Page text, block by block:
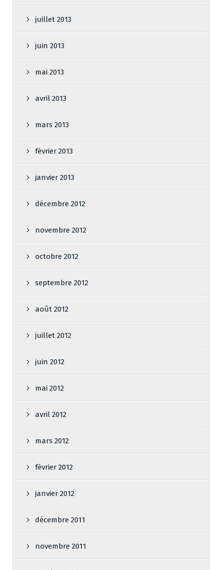
juillet 2013
juin 2013
mai 2013
avril 2013
mars 2013
février 2013
janvier 2013
décembre 2012
novembre 2012
octobre 2012
septembre 2012
août 2012
juillet 2012
juin 2012
mai 2012
avril 2012
mars 2012
février 2012
janvier 2012
décembre 2011
novembre 2011